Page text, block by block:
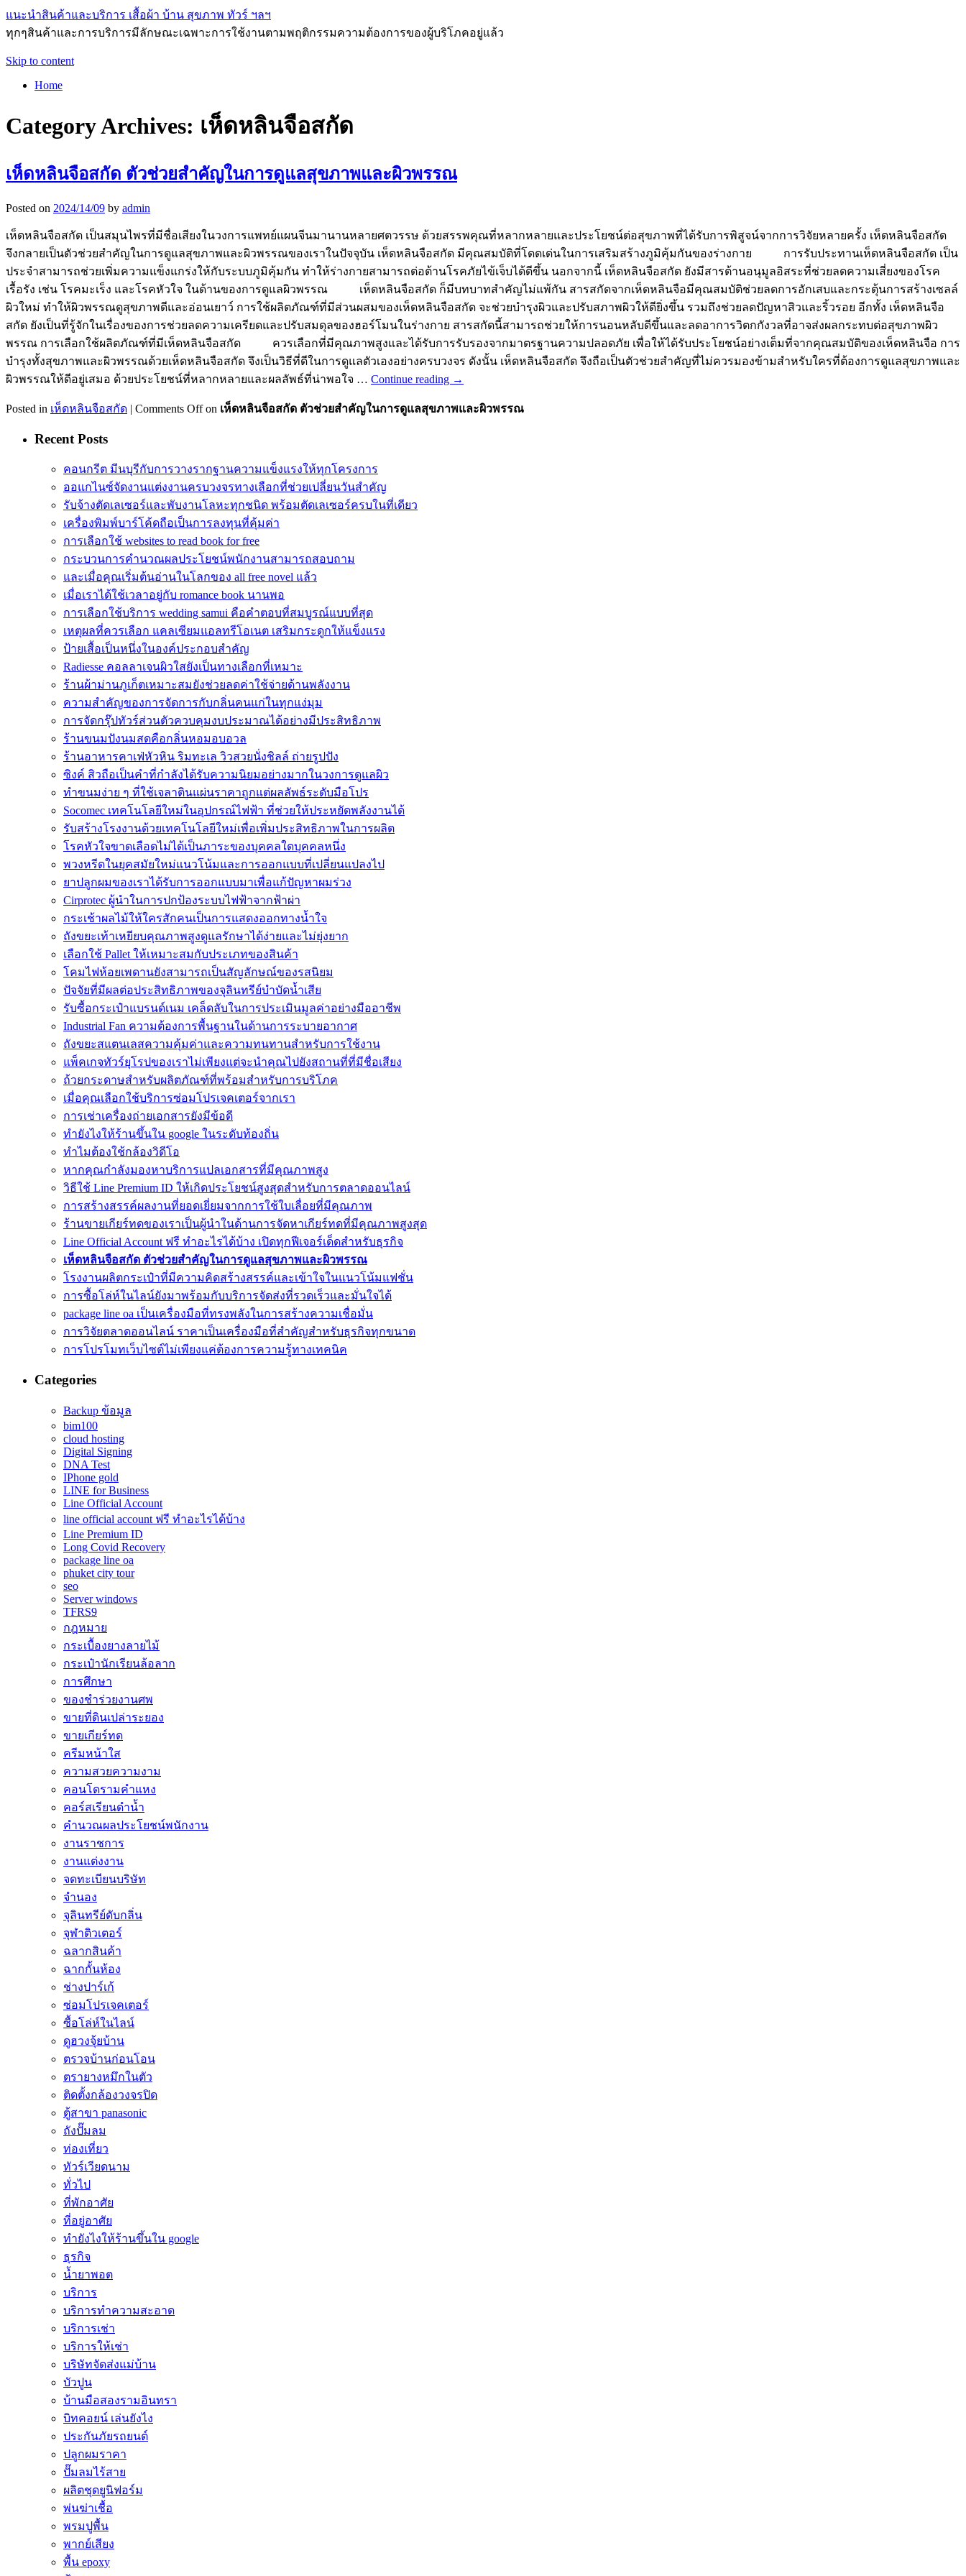
แนะนำสินค้าและบริการ เสื้อผ้า บ้าน สุขภาพ ทัวร์ ฯลฯ
ทุกๆสินค้าและการบริการมีลักษณะเฉพาะการใช้งานตามพฤติกรรมความต้องการของผู้บริโภคอยู่แล้ว
Skip to content
Home
Category Archives: เห็ดหลินจือสกัด
เห็ดหลินจือสกัด ตัวช่วยสำคัญในการดูแลสุขภาพและผิวพรรณ
Posted on 2024/14/09 by admin
เห็ดหลินจือสกัด เป็นสมุนไพรที่มีชื่อเสียงในวงการแพทย์แผนจีนมานานหลายศตวรรษ ด้วยสรรพคุณที่หลากหลายและประโยชน์ต่อสุขภาพที่ได้รับการพิสูจน์จากการวิจัยหลายครั้ง เห็ดหลินจือสกัด
จึงกลายเป็นตัวช่วยสำคัญในการดูแลสุขภาพและผิวพรรณของเราในปัจจุบัน เห็ดหลินจือสกัด มีคุณสมบัติที่โดดเด่นในการเสริมสร้างภูมิคุ้มกันของร่างกาย การรับประทานเห็ดหลินจือสกัด เป็น
ประจำสามารถช่วยเพิ่มความแข็งแกร่งให้กับระบบภูมิคุ้มกัน ทำให้ร่างกายสามารถต่อต้านโรคภัยไข้เจ็บได้ดีขึ้น นอกจากนี้ เห็ดหลินจือสกัด ยังมีสารต้านอนุมูลอิสระที่ช่วยลดความเสี่ยงของโรค
เรื้อรัง เช่น โรคมะเร็ง และโรคหัวใจ ในด้านของการดูแลผิวพรรณ เห็ดหลินจือสกัด ก็มีบทบาทสำคัญไม่แพ้กัน สารสกัดจากเห็ดหลินจือมีคุณสมบัติช่วยลดการอักเสบและกระตุ้นการสร้างเซลล์
ผิวใหม่ ทำให้ผิวพรรณดูสุขภาพดีและอ่อนเยาว์ การใช้ผลิตภัณฑ์ที่มีส่วนผสมของเห็ดหลินจือสกัด จะช่วยบำรุงผิวและปรับสภาพผิวให้ดียิ่งขึ้น รวมถึงช่วยลดปัญหาสิวและริ้วรอย อีกทั้ง เห็ดหลินจือ
สกัด ยังเป็นที่รู้จักในเรื่องของการช่วยลดความเครียดและปรับสมดุลของฮอร์โมนในร่างกาย สารสกัดนี้สามารถช่วยให้การนอนหลับดีขึ้นและลดอาการวิตกกังวลที่อาจส่งผลกระทบต่อสุขภาพผิว
พรรณ การเลือกใช้ผลิตภัณฑ์ที่มีเห็ดหลินจือสกัด ควรเลือกที่มีคุณภาพสูงและได้รับการรับรองจากมาตรฐานความปลอดภัย เพื่อให้ได้รับประโยชน์อย่างเต็มที่จากคุณสมบัติของเห็ดหลินจือ การ
บำรุงทั้งสุขภาพและผิวพรรณด้วยเห็ดหลินจือสกัด จึงเป็นวิธีที่ดีในการดูแลตัวเองอย่างครบวงจร ดังนั้น เห็ดหลินจือสกัด จึงถือเป็นตัวช่วยสำคัญที่ไม่ควรมองข้ามสำหรับใครที่ต้องการดูแลสุขภาพและ
ผิวพรรณให้ดีอยู่เสมอ ด้วยประโยชน์ที่หลากหลายและผลลัพธ์ที่น่าพอใจ … Continue reading →
Posted in เห็ดหลินจือสกัด | Comments Offon เห็ดหลินจือสกัด ตัวช่วยสำคัญในการดูแลสุขภาพและผิวพรรณ
Recent Posts
คอนกรีต มีนบุรีกับการวางรากฐานความแข็งแรงให้ทุกโครงการ
ออแกไนซ์จัดงานแต่งงานครบวงจรทางเลือกที่ช่วยเปลี่ยนวันสำคัญ
รับจ้างตัดเลเซอร์และพับงานโลหะทุกชนิด พร้อมตัดเลเซอร์ครบในที่เดียว
เครื่องพิมพ์บาร์โค้ดถือเป็นการลงทุนที่คุ้มค่า
การเลือกใช้ websites to read book for free
กระบวนการคำนวณผลประโยชน์พนักงานสามารถสอบถาม
และเมื่อคุณเริ่มต้นอ่านในโลกของ all free novel แล้ว
เมื่อเราได้ใช้เวลาอยู่กับ romance book นานพอ
การเลือกใช้บริการ wedding samui คือคำตอบที่สมบูรณ์แบบที่สุด
เหตุผลที่ควรเลือก แคลเซียมแอลทรีโอเนต เสริมกระดูกให้แข็งแรง
ป้ายเสื้อเป็นหนึ่งในองค์ประกอบสำคัญ
Radiesse คอลลาเจนผิวใสยังเป็นทางเลือกที่เหมาะ
ร้านผ้าม่านภูเก็ตเหมาะสมยังช่วยลดค่าใช้จ่ายด้านพลังงาน
ความสำคัญของการจัดการกับกลิ่นคนแก่ในทุกแง่มุม
การจัดกรุ๊ปทัวร์ส่วนตัวควบคุมงบประมาณได้อย่างมีประสิทธิภาพ
ร้านขนมปังนมสดคือกลิ่นหอมอบอวล
ร้านอาหารคาเฟ่หัวหิน ริมทะเล วิวสวยนั่งชิลล์ ถ่ายรูปปัง
ซิงค์ สิวถือเป็นคำที่กำลังได้รับความนิยมอย่างมากในวงการดูแลผิว
ทำขนมง่าย ๆ ที่ใช้เจลาตินแผ่นราคาถูกแต่ผลลัพธ์ระดับมือโปร
Socomec เทคโนโลยีใหม่ในอุปกรณ์ไฟฟ้า ที่ช่วยให้ประหยัดพลังงานได้
รับสร้างโรงงานด้วยเทคโนโลยีใหม่เพื่อเพิ่มประสิทธิภาพในการผลิต
โรคหัวใจขาดเลือดไม่ได้เป็นภาระของบุคคลใดบุคคลหนึ่ง
พวงหรีดในยุคสมัยใหม่แนวโน้มและการออกแบบที่เปลี่ยนแปลงไป
ยาปลูกผมของเราได้รับการออกแบบมาเพื่อแก้ปัญหาผมร่วง
Cirprotec ผู้นำในการปกป้องระบบไฟฟ้าจากฟ้าผ่า
กระเช้าผลไม้ให้ใครสักคนเป็นการแสดงออกทางน้ำใจ
ถังขยะเท้าเหยียบคุณภาพสูงดูแลรักษาได้ง่ายและไม่ยุ่งยาก
เลือกใช้ Pallet ให้เหมาะสมกับประเภทของสินค้า
โคมไฟห้อยเพดานยังสามารถเป็นสัญลักษณ์ของรสนิยม
ปัจจัยที่มีผลต่อประสิทธิภาพของจุลินทรีย์บำบัดน้ำเสีย
รับซื้อกระเป๋าแบรนด์เนม เคล็ดลับในการประเมินมูลค่าอย่างมืออาชีพ
Industrial Fan ความต้องการพื้นฐานในด้านการระบายอากาศ
ถังขยะสแตนเลสความคุ้มค่าและความทนทานสำหรับการใช้งาน
แพ็คเกจทัวร์ยุโรปของเราไม่เพียงแต่จะนำคุณไปยังสถานที่ที่มีชื่อเสียง
ถ้วยกระดาษสำหรับผลิตภัณฑ์ที่พร้อมสำหรับการบริโภค
เมื่อคุณเลือกใช้บริการซ่อมโปรเจคเตอร์จากเรา
การเช่าเครื่องถ่ายเอกสารยังมีข้อดี
ทํายังไงให้ร้านขึ้นใน google ในระดับท้องถิ่น
ทำไมต้องใช้กล้องวิดีโอ
หากคุณกำลังมองหาบริการแปลเอกสารที่มีคุณภาพสูง
วิธีใช้ Line Premium ID ให้เกิดประโยชน์สูงสุดสำหรับการตลาดออนไลน์
การสร้างสรรค์ผลงานที่ยอดเยี่ยมจากการใช้ใบเลื่อยที่มีคุณภาพ
ร้านขายเกียร์ทดของเราเป็นผู้นำในด้านการจัดหาเกียร์ทดที่มีคุณภาพสูงสุด
Line Official Account ฟรี ทำอะไรได้บ้าง เปิดทุกฟีเจอร์เด็ดสำหรับธุรกิจ
เห็ดหลินจือสกัด ตัวช่วยสำคัญในการดูแลสุขภาพและผิวพรรณ
โรงงานผลิตกระเป๋าที่มีความคิดสร้างสรรค์และเข้าใจในแนวโน้มแฟชั่น
การซื้อโล่ห์ในไลน์ยังมาพร้อมกับบริการจัดส่งที่รวดเร็วและมั่นใจได้
package line oa เป็นเครื่องมือที่ทรงพลังในการสร้างความเชื่อมั่น
การวิจัยตลาดออนไลน์ ราคาเป็นเครื่องมือที่สำคัญสำหรับธุรกิจทุกขนาด
การโปรโมทเว็บไซต์ไม่เพียงแค่ต้องการความรู้ทางเทคนิค
Categories
Backup ข้อมูล
bim100
cloud hosting
Digital Signing
DNA Test
IPhone gold
LINE for Business
Line Official Account
line official account ฟรี ทําอะไรได้บ้าง
Line Premium ID
Long Covid Recovery
package line oa
phuket city tour
seo
Server windows
TFRS9
กฎหมาย
กระเบื้องยางลายไม้
กระเป๋านักเรียนล้อลาก
การศึกษา
ของชำร่วยงานศพ
ขายที่ดินเปล่าระยอง
ขายเกียร์ทด
ครีมหน้าใส
ความสวยความงาม
คอนโดรามคำแหง
คอร์สเรียนดำน้ำ
คำนวณผลประโยชน์พนักงาน
งานราชการ
งานแต่งงาน
จดทะเบียนบริษัท
จำนอง
จุลินทรีย์ดับกลิ่น
จุฬาติวเตอร์
ฉลากสินค้า
ฉากกั้นห้อง
ช่างปาร์เก้
ซ่อมโปรเจคเตอร์
ซื้อโล่ห์ในไลน์
ดูฮวงจุ้ยบ้าน
ตรวจบ้านก่อนโอน
ตรายางหมึกในตัว
ติดตั้งกล้องวงจรปิด
ตู้สาขา panasonic
ถังปั๊มลม
ท่องเที่ยว
ทัวร์เวียดนาม
ทั่วไป
ที่พักอาศัย
ที่อยู่อาศัย
ทํายังไงให้ร้านขึ้นใน google
ธุรกิจ
น้ำยาพอต
บริการ
บริการทำความสะอาด
บริการเช่า
บริการให้เช่า
บริษัทจัดส่งแม่บ้าน
บัวปูน
บ้านมือสองรามอินทรา
บิทคอยน์ เล่นยังไง
ประกันภัยรถยนต์
ปลูกผมราคา
ปั๊มลมไร้สาย
ผลิตชุดยูนิฟอร์ม
พ่นฆ่าเชื้อ
พรมปูพื้น
พากย์เสียง
พื้น epoxy